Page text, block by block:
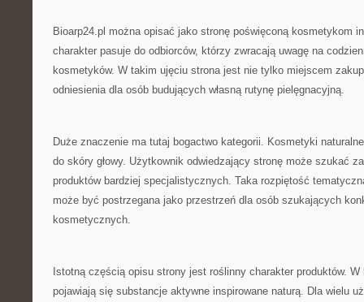
Bioarp24.pl można opisać jako stronę poświęconą kosmetykom
charakter pasuje do odbiorców, którzy zwracają uwagę na
kosmetyków. W takim ujęciu strona jest nie tylko miejscem
odniesienia dla osób budujących własną rutynę pielęgnacyjną.
Duże znaczenie ma tutaj bogactwo kategorii. Kosmetyki
do skóry głowy. Użytkownik odwiedzający stronę może szukać
produktów bardziej specjalistycznych. Taka rozpiętość
może być postrzegana jako przestrzeń dla osób szukających
kosmetycznych.
Istotną częścią opisu strony jest roślinny charakter produktów.
pojawiają się substancje aktywne inspirowane naturą. Dla wielu